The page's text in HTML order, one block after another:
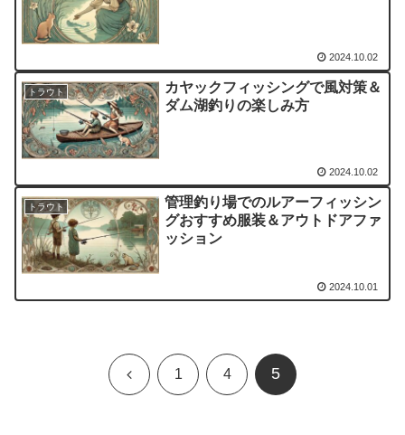
2024.10.02
トラウト
カヤックフィッシングで風対策＆
ダム湖釣りの楽しみ方
2024.10.02
トラウト
管理釣り場でのルアーフィッシン
グおすすめ服装＆アウトドアファ
ッション
2024.10.01
前 1 4 5